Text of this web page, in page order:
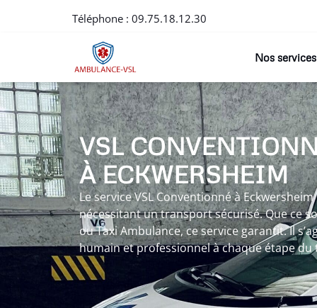
Téléphone : 09.75.18.12.30
Nos services
VSL
À ECKWERSHEIM
Le service VSL Conventionné à
nécessitant un transport sécurisé. Que ce
ou Taxi Ambulance, ce service garantit. Il
humain et professionnel à chaque étape